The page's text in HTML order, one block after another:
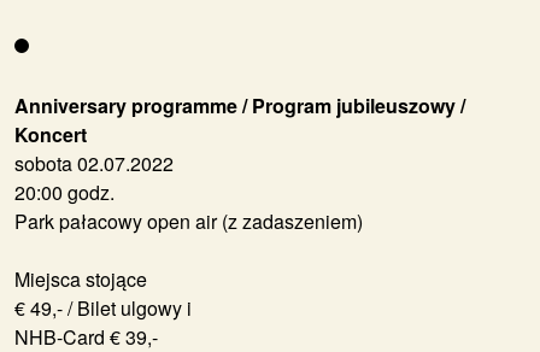
Anniversary programme / Program jubileuszowy /
Koncert
sobota 02.07.2022
20:00 godz.
Park pałacowy open air (z zadaszeniem)
Miejsca stojące
€ 49,- / Bilet ulgowy i
NHB-Card € 39,-